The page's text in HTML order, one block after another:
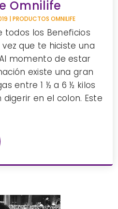
Omnilife
|PRODUCTOS OMNILIFE
todos los Beneficios
que te hiciste una
momento de estar
existe una gran
entre 1 ½ a 6 ½ kilos
en el colon. Este